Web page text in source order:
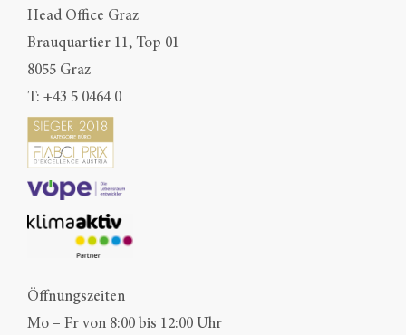
Head Office Graz
Brauquartier 11, Top 01
8055 Graz
T: +43 5 0464 0
Öffnungszeiten
Mo – Fr von 8:00 bis 12:00 Uhr